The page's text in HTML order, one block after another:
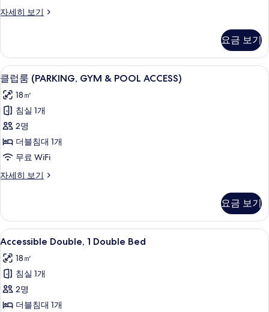
2
사
진
모
두
보
기
자세히 보기
더
블
침
대
개
자
세
히
보
기
요금 보기
클
럽
룸
(PARKING,
GYM
&
POOL
ACCESS)
모
두
보
기
클럽룸 (PARKING, GYM & POOL
7
클럽룸 (PARKING, GYM & POOL ACCESS)
18㎡
침실 1개
2명
더블침대 1개
무료 WiFi
자세히 보기
클
GYM
&
POOL
자
세
히
보
기
요금 보기
Accessible
Double,
1
Double
Bed
사
책상, 노트북 작업 공간, 암막 커튼, 다
5
Accessible Double, 1 Double Bed
18㎡
침실 1개
2명
더블침대 1개